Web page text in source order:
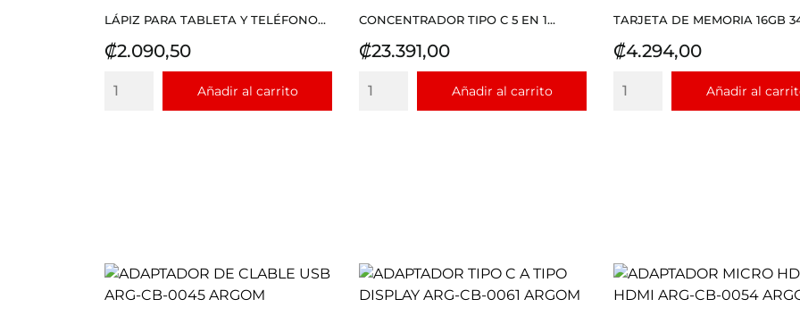
LÁPIZ PARA TABLETA Y TELÉFONO...
Precio
₡2.090,50
Añadir al carrito
CONCENTRADOR TIPO C 5 EN 1...
Precio
₡23.391,00
Añadir al carrito
TARJETA DE MEMORIA 16GB
Precio
₡4.294,00
Añadir al